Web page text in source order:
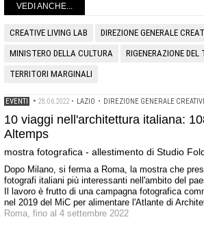
VEDI ANCHE...
CREATIVE LIVING LAB
DIREZIONE GENERALE
MINISTERO DELLA CULTURA
RIGENERAZIONE DEL
TERRITORI MARGINALI
EVENTI • 28.06.2022 • LAZIO • DIREZIONE GENERALE
10 viaggi nell'architettura italiana:
Altemps
mostra fotografica - allestimento di Studio
Dopo Milano, si ferma a Roma, la mostra che
fotografi italiani più interessanti nell'ambito del
Il lavoro è frutto di una campagna fotografica
nel 2019 del MiC per alimentare l'Atlante di
Roma, fino al 4 settembre 2022